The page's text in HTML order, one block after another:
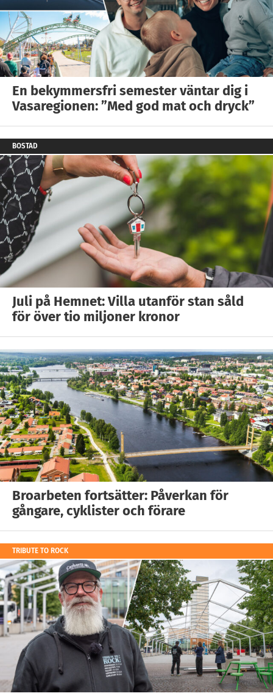
En bekymmersfri semester väntar dig i
Vasaregionen: ”Med god mat och dryck”
BOSTAD
Juli på Hemnet: Villa utanför stan såld
för över tio miljoner kronor
Broarbeten fortsätter: Påverkan för
gångare, cyklister och förare
TRIBUTE TO ROCK